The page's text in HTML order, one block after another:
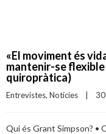
«El moviment és
mantenir-se
quiropràtica)
Entrevistes, Notícies
Qui és Grant Simpson?